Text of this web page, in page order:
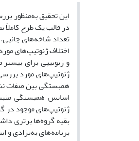
این تحقیق به‌منظور بررسی
در قالب یک طرح کاملاً
تعداد شاخه‌های
و ژنوتیپی برای
همبستگی بین صفات
ژنوتیپ‌های موجود در
بقیه گروه‌ها برتری
برنامه‌های به‌نژادی و